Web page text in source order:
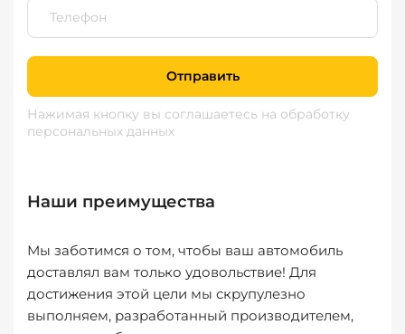
Отправить
Нажимая кнопку вы соглашаетесь на обработку
персональных данных
Наши преимущества
Мы заботимся о том, чтобы ваш автомобиль
доставлял вам только удовольствие! Для
достижения этой цели мы скрупулезно
выполняем, разработанный производителем,